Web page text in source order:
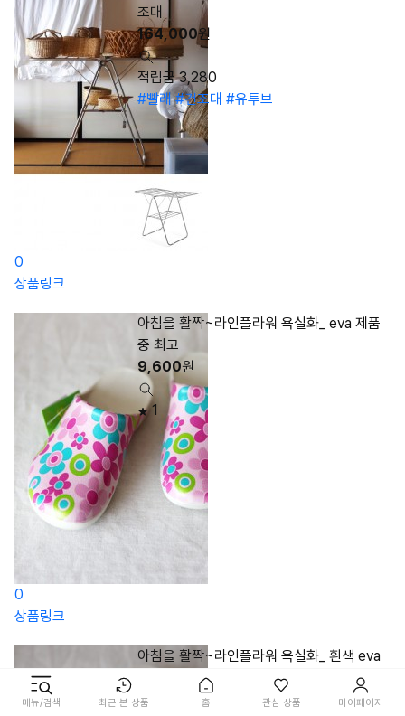
메뉴/검색 최근 본 상품 홈 관심 상품 마이페이지
0
조대
164,000원
적립금 3,280
#빨래 #건조대 #유투브
상품링크
0
아침을 활짝~라인플라워 욕실화_ eva 제품
중 최고
9,600원
1
상품링크
아침을 활짝~라인플라워 욕실화_ 흰색 eva
제품중 최고
9,600